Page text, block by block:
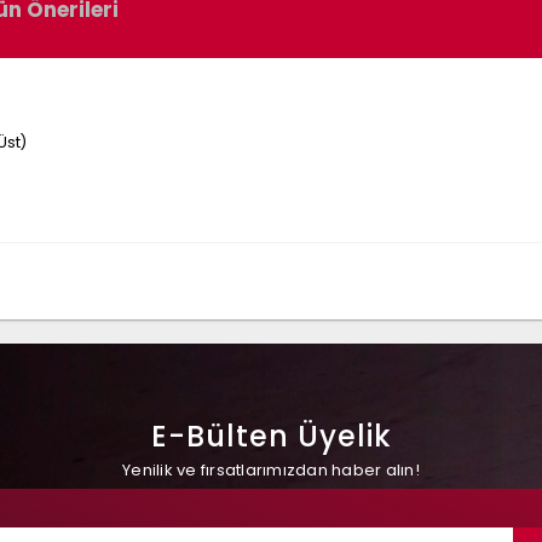
Önerileri
E-Bülten Üyelik
Yenilik ve fırsatlarımızdan haber alın!